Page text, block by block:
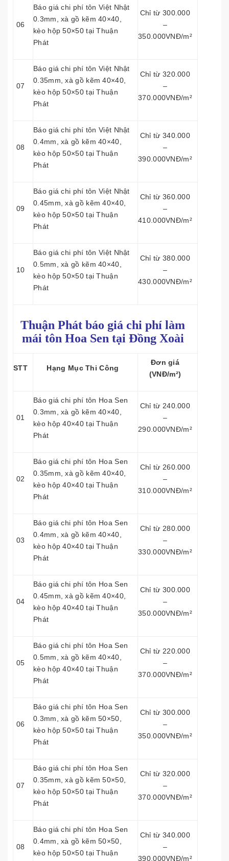
06
Báo giá chi phí tôn Việt Nhật
0.3mm, xà gồ kẽm 40×40,
kèo hộp 50×50 tại Thuận
Phát
Chỉ từ 300.000
–
350.000VNĐ/m²
07
Báo giá chi phí tôn Việt Nhật
0.35mm, xà gồ kẽm 40×40,
kèo hộp 50×50 tại Thuận
Phát
Chỉ từ 320.000
–
370.000VNĐ/m²
08
Báo giá chi phí tôn Việt Nhật
0.4mm, xà gồ kẽm 40×40,
kèo hộp 50×50 tại Thuận
Phát
Chỉ từ 340.000
–
390.000VNĐ/m²
09
Báo giá chi phí tôn Việt Nhật
0.45mm, xà gồ kẽm 40×40,
kèo hộp 50×50 tại Thuận
Phát
Chỉ từ 360.000
–
410.000VNĐ/m²
10
Báo giá chi phí tôn Việt Nhật
0.5mm, xà gồ kẽm 40×40,
kèo hộp 50×50 tại Thuận
Phát
Chỉ từ 380.000
–
430.000VNĐ/m²
Thuận Phát báo giá chi phí làm
mái tôn Hoa Sen tại Đồng Xoài
STT Hạng Mục Thi Công
Đơn giá
(VNĐ/m²)
01
Báo giá chi phí tôn Hoa Sen
0.3mm, xà gồ kẽm 40×40,
kèo hộp 40×40 tại Thuận
Phát
Chỉ từ 240.000
–
290.000VNĐ/m²
02
Báo giá chi phí tôn Hoa Sen
0.35mm, xà gồ kẽm 40×40,
kèo hộp 40×40 tại Thuận
Phát
Chỉ từ 260.000
–
310.000VNĐ/m²
03
Báo giá chi phí tôn Hoa Sen
0.4mm, xà gồ kẽm 40×40,
kèo hộp 40×40 tại Thuận
Phát
Chỉ từ 280.000
–
330.000VNĐ/m²
04
Báo giá chi phí tôn Hoa Sen
0.45mm, xà gồ kẽm 40×40,
kèo hộp 40×40 tại Thuận
Phát
Chỉ từ 300.000
–
350.000VNĐ/m²
05
Báo giá chi phí tôn Hoa Sen
0.5mm, xà gồ kẽm 40×40,
kèo hộp 40×40 tại Thuận
Phát
Chỉ từ 220.000
–
370.000VNĐ/m²
06
Báo giá chi phí tôn Hoa Sen
0.3mm, xà gồ kẽm 50×50,
kèo hộp 50×50 tại Thuận
Phát
Chỉ từ 300.000
–
350.000VNĐ/m²
07
Báo giá chi phí tôn Hoa Sen
0.35mm, xà gồ kẽm 50×50,
kèo hộp 50×50 tại Thuận
Phát
Chỉ từ 320.000
–
370.000VNĐ/m²
08
Báo giá chi phí tôn Hoa Sen
0.4mm, xà gồ kẽm 50×50,
kèo hộp 50×50 tại Thuận
Chỉ từ 340.000
–
390.000VNĐ/m²